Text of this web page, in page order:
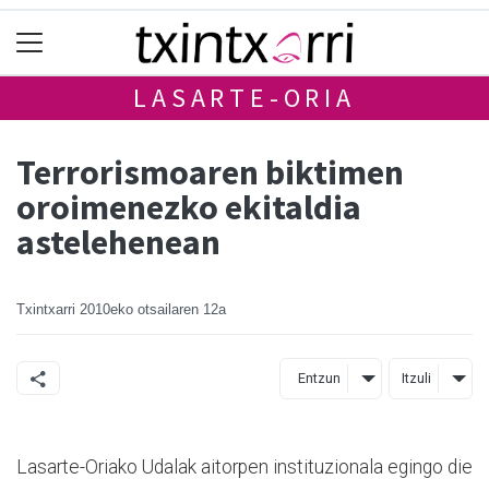
LASARTE-ORIA
Terrorismoaren biktimen
oroimenezko ekitaldia
astelehenean
Txintxarri 2010eko otsailaren 12a
Entzun Itzuli
Lasarte-Oriako Udalak aitorpen instituzionala egingo die